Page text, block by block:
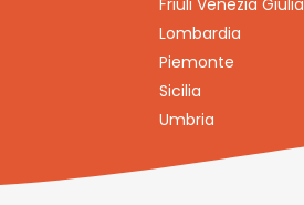
Friuli Venezia Giulia
Lombardia
Piemonte
Sicilia
Umbria